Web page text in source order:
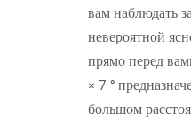
вам наблюдать
невероятной
прямо перед
× 7 °
большом